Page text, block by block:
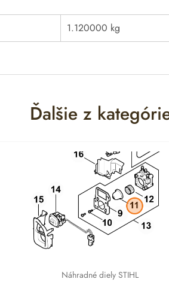
1.120000 kg
Ďalšie z
Náhradné diely STIHL